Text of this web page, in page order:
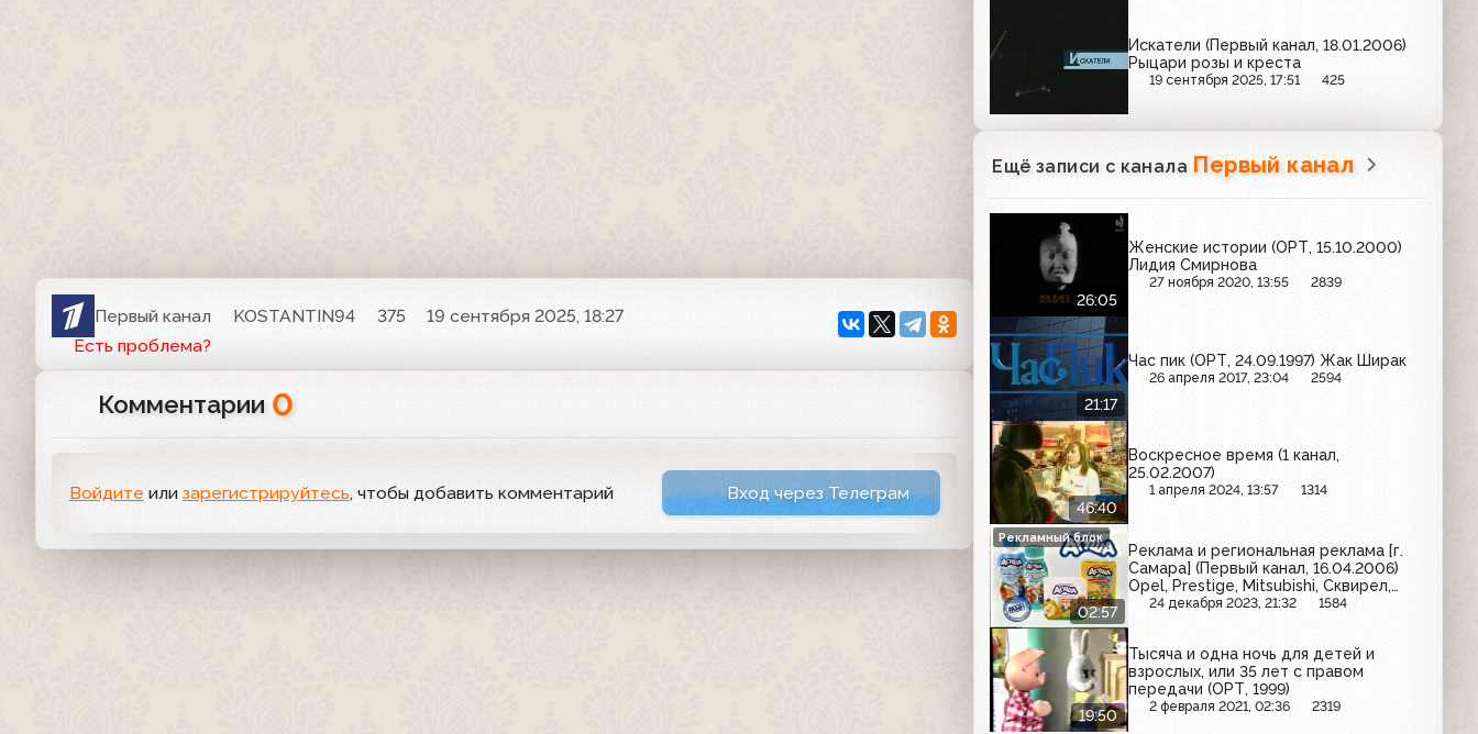
Первый канал KOSTANTIN94 375
19 сентября 2025, 18:27
Есть проблема?
Комментарии 0
Войдите или зарегистрируйтесь, чтобы добавить комментарий Вход через Телеграм
Искатели (Первый канал, 18.01.2006)
Рыцари розы и креста
19 сентября 2025, 17:51 425
Ещё записи с канала Первый канал
26:05
Женские истории (ОРТ, 15.10.2000)
Лидия Смирнова
27 ноября 2020, 13:55 2839
21:17
Час пик (ОРТ, 24.09.1997) Жак Ширак
26 апреля 2017, 23:04 2594
46:40
Воскресное время (1 канал,
25.02.2007)
1 апреля 2024, 13:57 1314
02:57
Реклама и региональная реклама [г.
Самара] (Первый канал, 16.04.2006)
Opel, Prestige, Mitsubishi, Сквирел,
Maitre, Ideal, Агуша, Креативное
24 декабря 2023, 21:32 1584
Рекламный блок
19:50
Тысяча и одна ночь для детей и
взрослых, или 35 лет с правом
передачи (ОРТ, 1999)
2 февраля 2021, 02:36 2319